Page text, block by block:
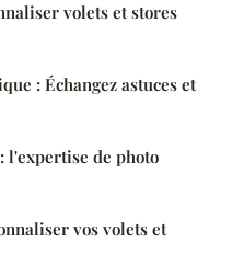
volets et stores
: Échangez astuces et
l'expertise de photo
vos volets et